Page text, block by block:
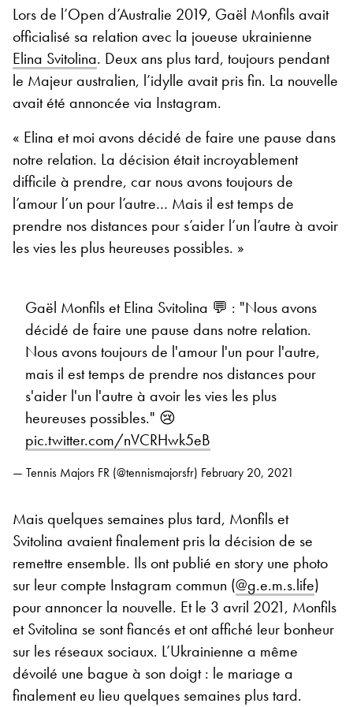
Lors de l’Open d’Australie 2019, Gaël Monfils avait
officialisé sa relation avec la joueuse ukrainienne
Elina Svitolina. Deux ans plus tard, toujours pendant
le Majeur australien, l’idylle avait pris fin. La nouvelle
avait été annoncée via Instagram.
« Elina et moi avons décidé de faire une pause dans
notre relation. La décision était incroyablement
difficile à prendre, car nous avons toujours de
l’amour l’un pour l’autre… Mais il est temps de
prendre nos distances pour s’aider l’un l’autre à avoir
les vies les plus heureuses possibles. »
Gaël Monfils et Elina Svitolina 💬 : "Nous avons
décidé de faire une pause dans notre relation.
Nous avons toujours de l'amour l'un pour l'autre,
mais il est temps de prendre nos distances pour
s'aider l'un l'autre à avoir les vies les plus
heureuses possibles." 😢
pic.twitter.com/nVCRHwk5eB
— Tennis Majors FR (@tennismajorsfr) February 20, 2021
Mais quelques semaines plus tard, Monfils et
Svitolina avaient finalement pris la décision de se
remettre ensemble. Ils ont publié en story une photo
sur leur compte Instagram commun (@g.e.m.s.life)
pour annoncer la nouvelle. Et le 3 avril 2021, Monfils
et Svitolina se sont fiancés et ont affiché leur bonheur
sur les réseaux sociaux. L’Ukrainienne a même
dévoilé une bague à son doigt : le mariage a
finalement eu lieu quelques semaines plus tard.